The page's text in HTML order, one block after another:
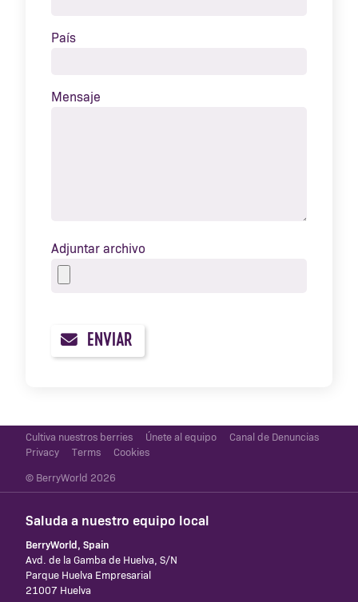
País
Mensaje
Adjuntar archivo
ENVIAR
Cultiva nuestros berries Únete al equipo
Canal de Denuncias
Privacy
Terms Cookies
© BerryWorld 2026
Saluda a nuestro equipo local
BerryWorld, Spain
Avd. de la Gamba de Huelva, S/N
Parque Huelva Empresarial
21007 Huelva